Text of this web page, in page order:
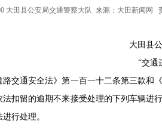
大田县公安局交通警察大队 来源：大田新闻网
大田县
“交通
交通安全法》第一百一十二条第三款和
法扣留的逾期不来接受处理的下列车辆
行处理。